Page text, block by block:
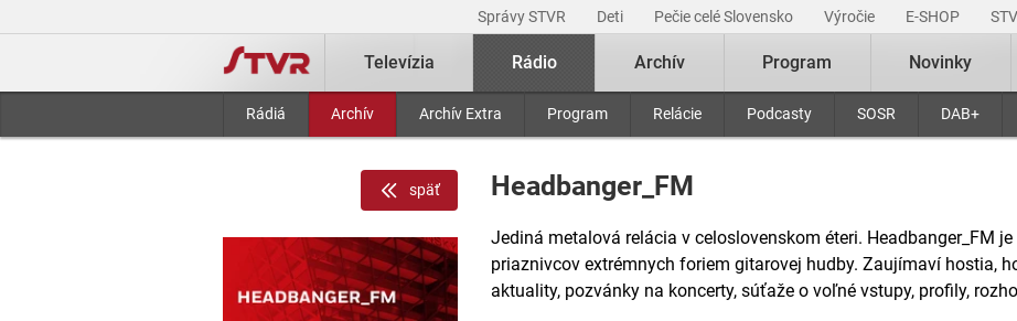
Správy STVR Deti Pečie celé Slovensko Výročie E-SHOP
Televízia Rádio
Rádiá Archív Archív Extra Program Relácie Podcasty SOSR DAB+
Archív Program Novinky
Headbanger_FM
Jediná metalová relácia v celoslovenskom éteri. Headbanger_FM
priaznivcov extrémnych foriem gitarovej hudby. Zaujímaví hostia,
aktuality, pozvánky na koncerty, súťaže o voľné vstupy, profily,
späť